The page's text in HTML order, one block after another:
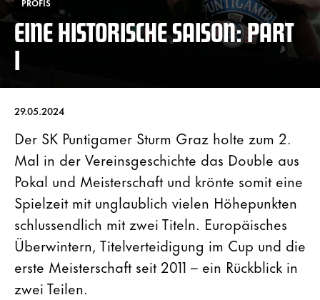
PROFIS
EINE HISTORISCHE SAISON: PART
I
29.05.2024
Der SK Puntigamer Sturm Graz holte zum 2.
Mal in der Vereinsgeschichte das Double aus
Pokal und Meisterschaft und krönte somit eine
Spielzeit mit unglaublich vielen Höhepunkten
schlussendlich mit zwei Titeln. Europäisches
Überwintern, Titelverteidigung im Cup und die
erste Meisterschaft seit 2011 – ein Rückblick in
zwei Teilen.